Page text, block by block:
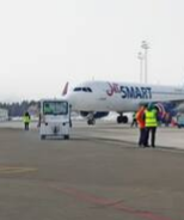
El Cronista Studio
abre en nueva pestaña